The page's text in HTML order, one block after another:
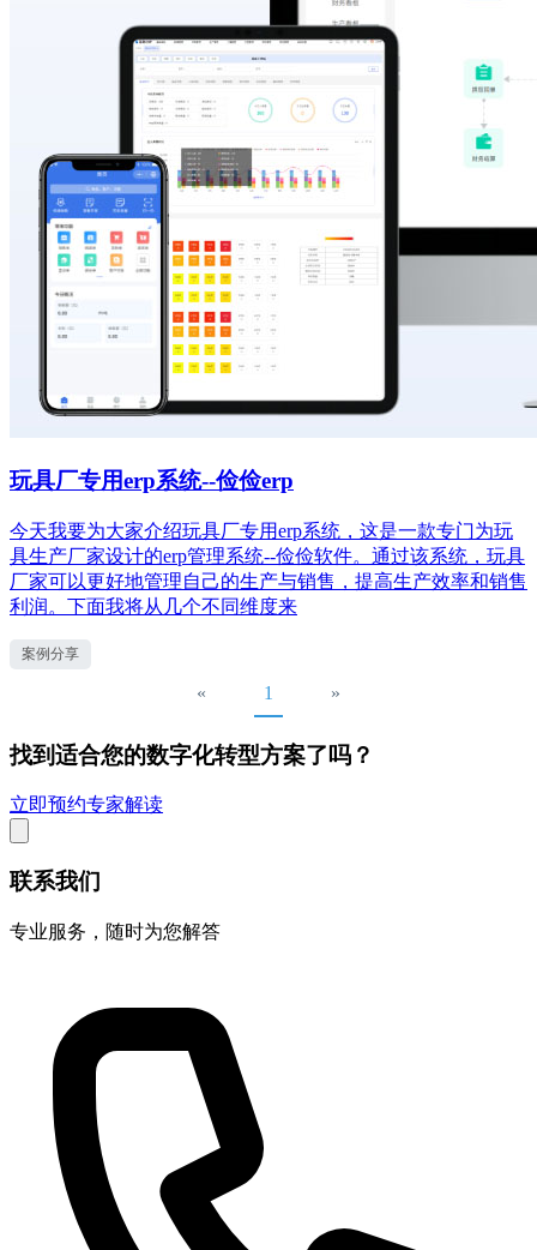
玩具厂专用erp系统--俭俭erp
今天我要为大家介绍玩具厂专用erp系统，这是一款专门为玩
具生产厂家设计的erp管理系统--俭俭软件。通过该系统，玩具
厂家可以更好地管理自己的生产与销售，提高生产效率和销售
利润。下面我将从几个不同维度来
案例分享
« 1 »
找到适合您的数字化转型方案了吗？
立即预约专家解读
联系我们
专业服务，随时为您解答